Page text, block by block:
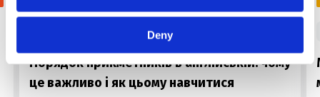
Deny
правила
Порядок прикметників в англійській: чому
це важливо і як цьому навчитися